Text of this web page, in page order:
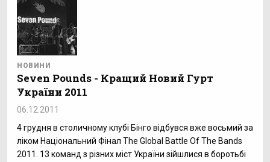
НОВИНИ
Seven Pounds - Кращий Новий Гурт
України 2011
06.12.2011
4 грудня в столичному клубі Бінго відбувся вже восьмий за
ліком Національний Фінал The Global Battle Of The Bands
2011. 13 команд з різних міст України зійшлися в боротьбі